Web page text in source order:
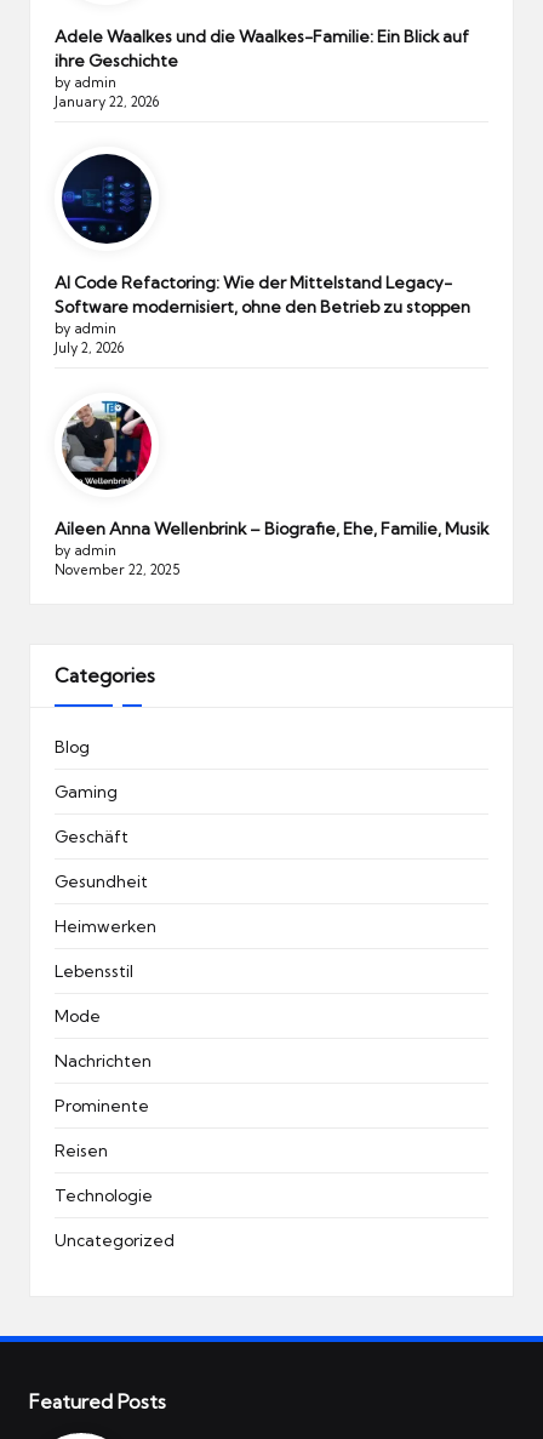
Adele Waalkes und die Waalkes-Familie: Ein Blick auf
ihre Geschichte
by admin
January 22, 2026
AI Code Refactoring: Wie der Mittelstand Legacy-
Software modernisiert, ohne den Betrieb zu stoppen
by admin
July 2, 2026
Aileen Anna Wellenbrink – Biografie, Ehe, Familie, Musik
by admin
November 22, 2025
Categories
Blog
Gaming
Geschäft
Gesundheit
Heimwerken
Lebensstil
Mode
Nachrichten
Prominente
Reisen
Technologie
Uncategorized
Featured Posts